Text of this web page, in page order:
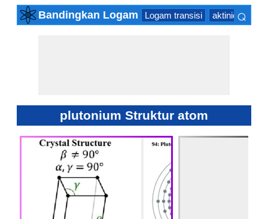
Bandingkan Logam Logam transisi aktinida⌕
plutonium Struktur atom